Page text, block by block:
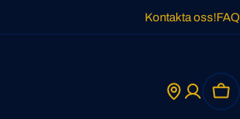
Kontakta oss!FAQ